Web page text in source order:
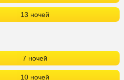
13 ночей
7 ночей
10 ночей